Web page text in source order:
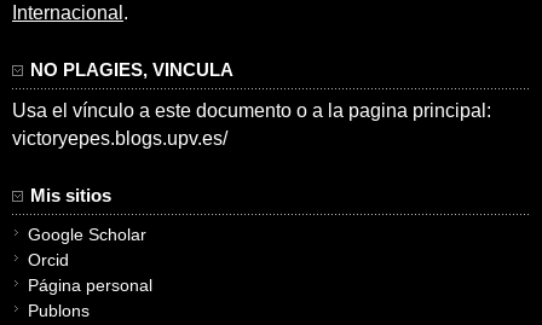
Internacional .
NO PLAGIES, VINCULA
Usa el vínculo a este documento o a la pagina principal:
victoryepes.blogs.upv.es/
Mis sitios
Google Scholar
Orcid
Página personal
Publons